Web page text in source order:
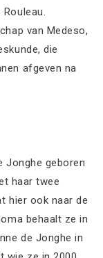
van Medeso,
die
afgeven na
Jonghe geboren
haar twee
hier ook naar de
behaalt ze in
de Jonghe in